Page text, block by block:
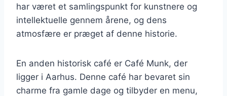
har været et samlingspunkt for kunstnere og
intellektuelle gennem årene, og dens
atmosfære er præget af denne historie.
En anden historisk café er Café Munk, der
ligger i Aarhus. Denne café har bevaret sin
charme fra gamle dage og tilbyder en menu,